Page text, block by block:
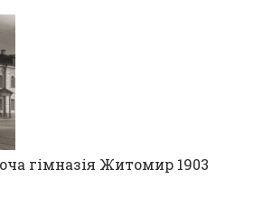
гімназія Житомир 1903